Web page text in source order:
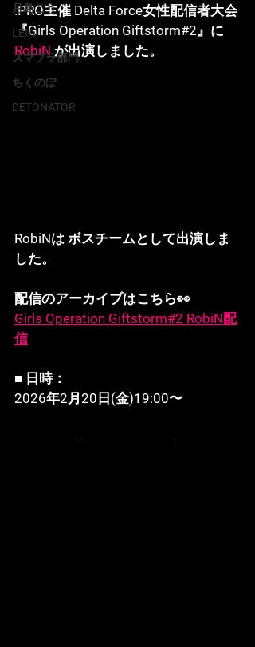
月島ごう
LEIA
スマブラ部門
ちくのぼ
DETONATOR
.PRO主催 Delta Force女性配信者大会
『Girls Operation Giftstorm#2』に
RobiN が出演しました。
RobiNは ボスチームとして出演しま
した。
配信のアーカイブはこちら👀
Girls Operation Giftstorm#2 RobiN配
信
■ 日時：
2026年2月20日(金)19:00〜